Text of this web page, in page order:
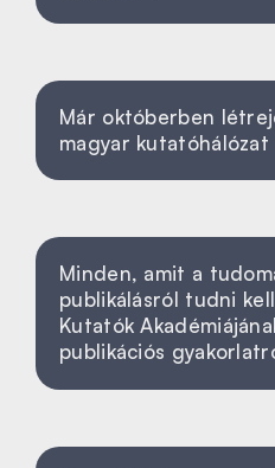
Már októberben
magyar kutatóhálózat
Minden, amit a
publikálásról tudni
Kutatók
publikációs